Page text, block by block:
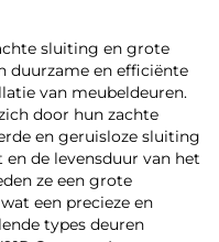
sluiting en grote
duurzame en efficiënte
van meubeldeuren.
door hun zachte
en geruisloze sluiting
de levensduur van het
ze een grote
een precieze en
types deuren